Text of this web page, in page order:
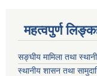
महत्वपुर्ण
सङ्घीय मामिला तथा
स्थानीय शासन तथा